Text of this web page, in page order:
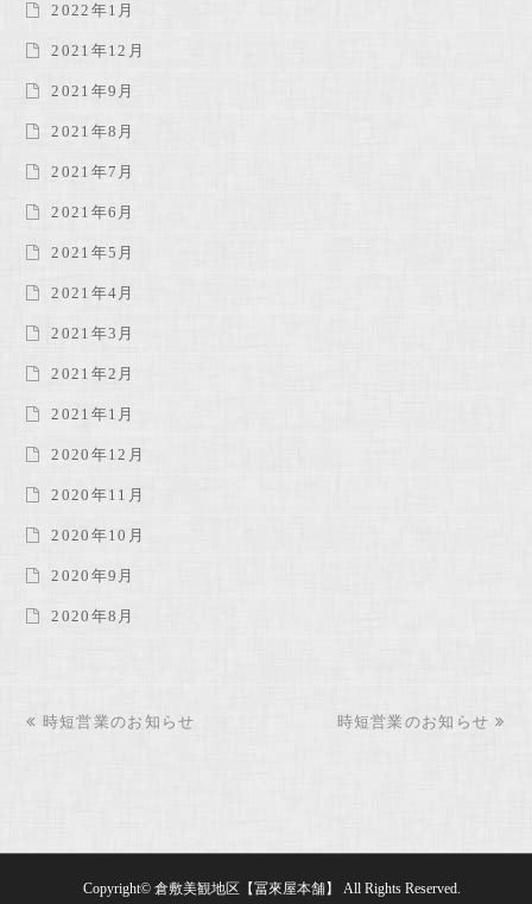
2022年1月
2021年12月
2021年9月
2021年8月
2021年7月
2021年6月
2021年5月
2021年4月
2021年3月
2021年2月
2021年1月
2020年12月
2020年11月
2020年10月
2020年9月
2020年8月
previous
時短営業のお知らせ
next
時短営業のお知らせ
Copyright© 倉敷美観地区【冨來屋本舗】 All Rights Reserved.